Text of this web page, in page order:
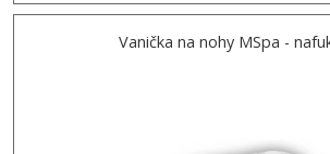
Vanička na nohy MSpa -